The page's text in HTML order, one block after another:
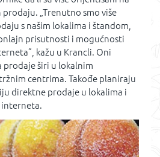
„Trenutno smo više
s našim lokalima i štandom,
prisutnosti i mogućnosti
kažu u Krancli. Oni
prodaje širi u lokalnim
centrima. Takođe planiraju
direktne prodaje u lokalima i
interneta.